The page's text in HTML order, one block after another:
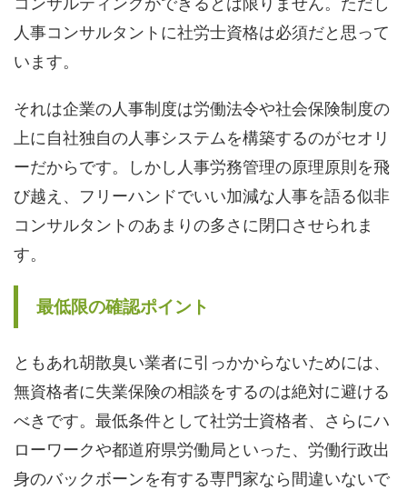
人事コンサルタントに社労士資格は必須だと思って
います。
それは企業の人事制度は労働法令や社会保険制度の
上に自社独自の人事システムを構築するのがセオリ
ーだからです。しかし人事労務管理の原理原則を飛
び越え、フリーハンドでいい加減な人事を語る似非
コンサルタントのあまりの多さに閉口させられま
す。
最低限の確認ポイント
ともあれ胡散臭い業者に引っかからないためには、
無資格者に失業保険の相談をするのは絶対に避ける
べきです。最低条件として社労士資格者、さらにハ
ローワークや都道府県労働局といった、労働行政出
身のバックボーンを有する専門家なら間違いないで